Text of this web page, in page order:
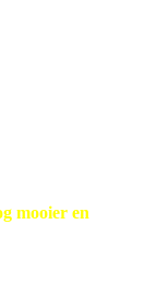
mooier en